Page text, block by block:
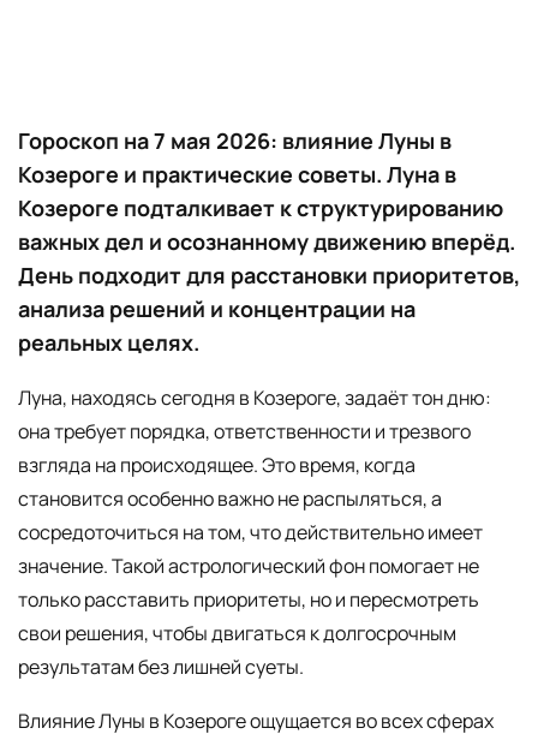
Гороскоп на 7 мая 2026: влияние Луны в
Козероге и практические советы. Луна в
Козероге подталкивает к структурированию
важных дел и осознанному движению вперёд.
День подходит для расстановки приоритетов,
анализа решений и концентрации на
реальных целях.
Луна, находясь сегодня в Козероге, задаёт тон дню:
она требует порядка, ответственности и трезвого
взгляда на происходящее. Это время, когда
становится особенно важно не распыляться, а
сосредоточиться на том, что действительно имеет
значение. Такой астрологический фон помогает не
только расставить приоритеты, но и пересмотреть
свои решения, чтобы двигаться к долгосрочным
результатам без лишней суеты.
Влияние Луны в Козероге ощущается во всех сферах